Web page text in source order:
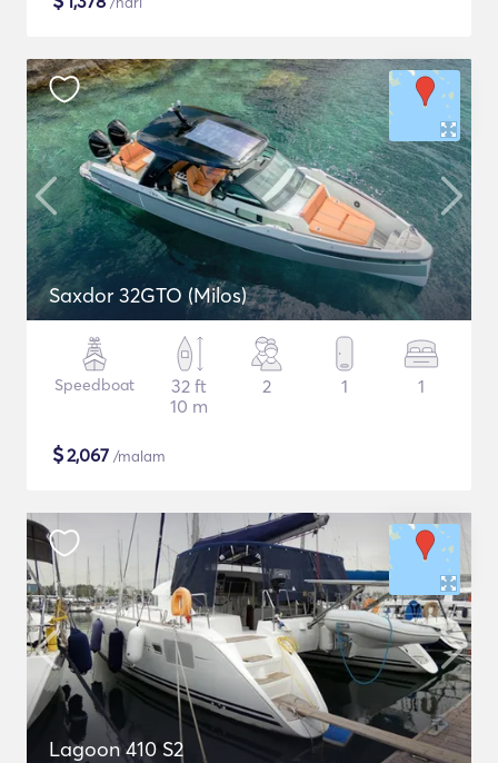
Saxdor 32GTO (Milos)
Speedboat
32 ft
10 m
2 1 1
$2,067 /malam
Lagoon 410 S2